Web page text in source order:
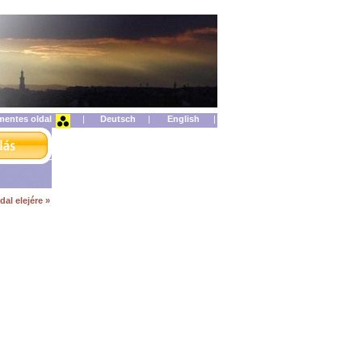
| | |
oldal
elejére »